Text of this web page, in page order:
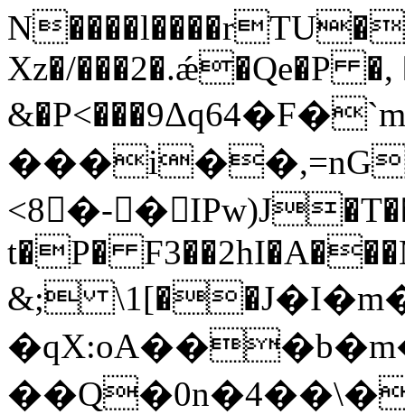
Xz�/���2�.ǽ�Qe�P
<8�-
t�P�
&;